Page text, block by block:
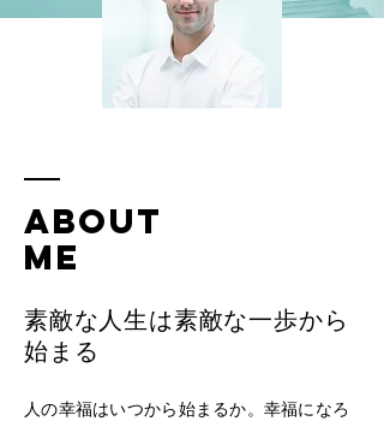
ABOUT
ME
​素敵な人生は素敵な一歩から
始まる
人の幸福はいつから始まるか。幸福になろ